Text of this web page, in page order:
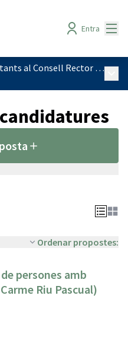
Entra
Eleccions de persones representants al Consell Rector de l'IMPD
Ordenar propostes:
persones amb
Riu Pascual)